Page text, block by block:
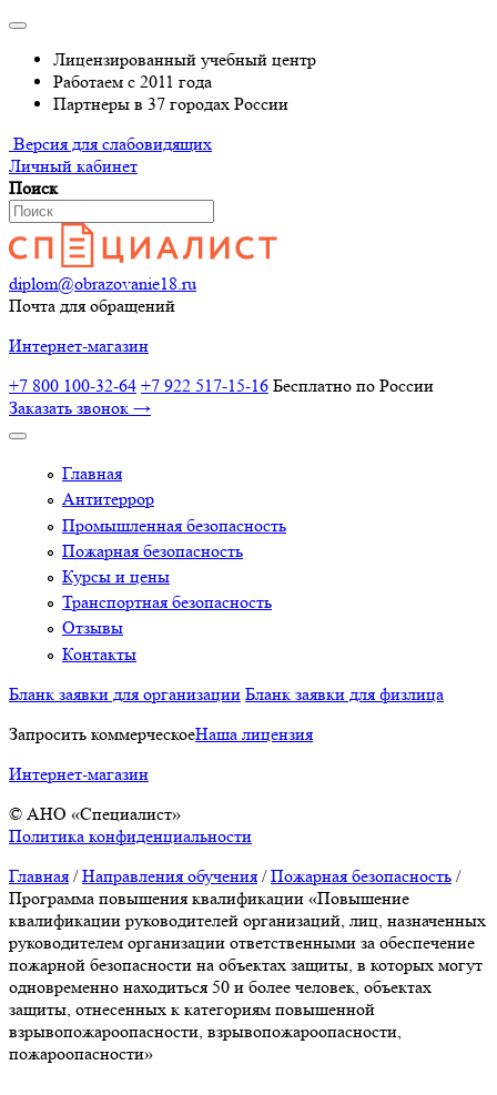
Лицензированный учебный центр
Работаем с 2011 года
Партнеры в 37 городах России
Версия для слабовидящих
Личный кабинет
Поиск
diplom@obrazovanie18.ru
Почта для обращений
Интернет-магазин
+7 800 100-32-64 +7 922 517-15-16 Бесплатно по России
Заказать звонок →
Главная
Антитеррор
Промышленная безопасность
Пожарная безопасность
Курсы и цены
Транспортная безопасность
Отзывы
Контакты
Бланк заявки для организации Бланк заявки для физлица
Запросить коммерческоеНаша лицензия
Интернет-магазин
© АНО «Специалист»
Политика конфиденциальности
Главная / Направления обучения / Пожарная безопасность /
Программа повышения квалификации «Повышение
квалификации руководителей организаций, лиц, назначенных
руководителем организации ответственными за обеспечение
пожарной безопасности на объектах защиты, в которых могут
одновременно находиться 50 и более человек, объектах
защиты, отнесенных к категориям повышенной
взрывопожароопасности, взрывопожароопасности,
пожароопасности»